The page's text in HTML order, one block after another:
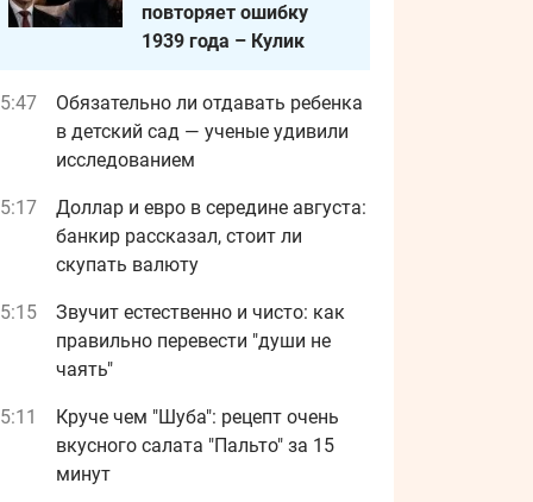
повторяет ошибку
1939 года – Кулик
Обязательно ли отдавать ребенка
в детский сад — ученые удивили
исследованием
Доллар и евро в середине августа:
банкир рассказал, стоит ли
скупать валюту
Звучит естественно и чисто: как
правильно перевести "души не
чаять"
Круче чем "Шуба": рецепт очень
вкусного салата "Пальто" за 15
минут